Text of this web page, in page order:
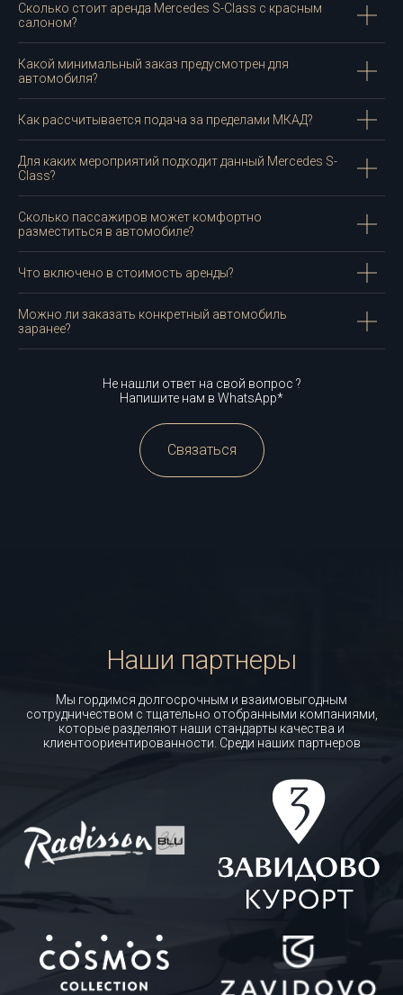
Сколько стоит аренда Mercedes S-Class с красным
салоном?
Какой минимальный заказ предусмотрен для
автомобиля?
Как рассчитывается подача за пределами МКАД?
Для каких мероприятий подходит данный Mercedes S-
Class?
Сколько пассажиров может комфортно
разместиться в автомобиле?
Что включено в стоимость аренды?
Можно ли заказать конкретный автомобиль
заранее?
Не нашли ответ на свой вопрос ?
Напишите нам в WhatsApp*
Связаться
Наши партнеры
Мы гордимся долгосрочным и взаимовыгодным
сотрудничеством с тщательно отобранными компаниями,
которые разделяют наши стандарты качества и
клиентоориентированности. Среди наших партнеров